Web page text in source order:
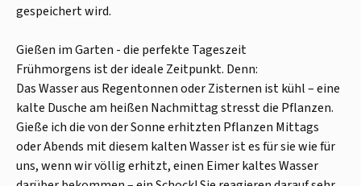
gespeichert wird.
Gießen im Garten - die perfekte Tageszeit
Frühmorgens ist der ideale Zeitpunkt. Denn:
Das Wasser aus Regentonnen oder Zisternen ist kühl – eine
kalte Dusche am heißen Nachmittag stresst die Pflanzen.
Gieße ich die von der Sonne erhitzten Pflanzen Mittags
oder Abends mit diesem kalten Wasser ist es für sie wie für
uns, wenn wir völlig erhitzt, einen Eimer kaltes Wasser